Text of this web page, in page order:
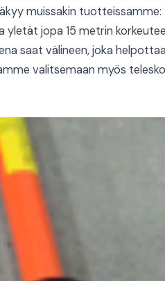
muissakin
jopa 15 metrin
saat välineen, joka
valitsemaan myös